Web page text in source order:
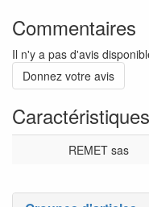
Commentaires
Il n'y a pas d'avis
Donnez votre avis
Caractéristiques
REMET sas